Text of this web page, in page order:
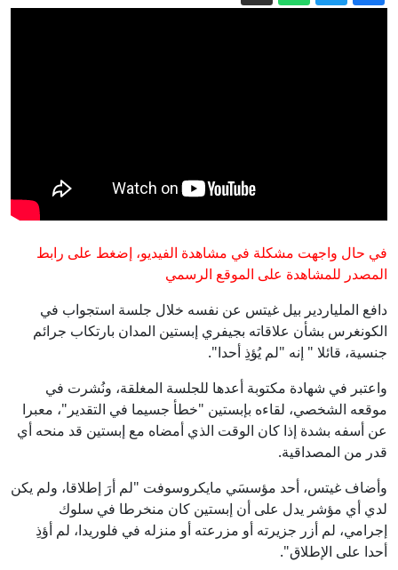
تستهدف خزانا بمصفاة الزاوية (فيديو)
سقوط مقاتلة ميغ-29 أوكرانية في ثاني
حادث خلال أسبوعين خلال مهمة فوق
أوديسا
الحلبوسي ووفد كتلة تحالف قوى الدولة
يبحثان دعم عمل اللجان النيابية » وكالة
في حال واجهت مشكلة في مشاهدة الفيديو، إضغط على رابط
المصدر للمشاهدة على الموقع الرسمي
دافع الملياردير بيل غيتس عن نفسه خلال جلسة استجواب في
الكونغرس بشأن علاقاته بجيفري إبستين المدان بارتكاب جرائم
جنسية، قائلا " إنه "لم يُؤذِ أحدا".
واعتبر في شهادة مكتوبة أعدها للجلسة المغلقة، ونُشرت في
موقعه الشخصي، لقاءه بإبستين "خطأ جسيما في التقدير"، معبرا
عن أسفه بشدة إذا كان الوقت الذي أمضاه مع إبستين قد منحه أي
قدر من المصداقية.
وأضاف غيتس، أحد مؤسسَي مايكروسوفت "لم أرَ إطلاقا، ولم يكن
لدي أي مؤشر يدل على أن إبستين كان منخرطا في سلوك
إجرامي، لم أزر جزيرته أو مزرعته أو منزله في فلوريدا، لم أؤذِ
أحدا على الإطلاق".